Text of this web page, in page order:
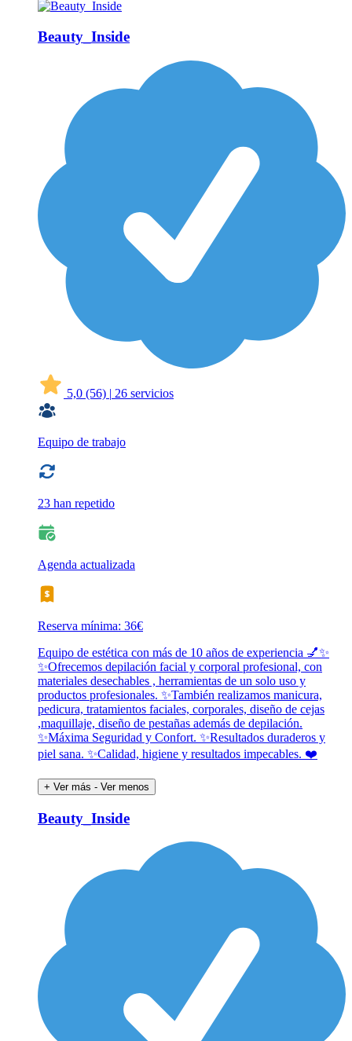
Beauty_Inside
5,0 (56) | 26 servicios
Equipo de trabajo
23 han repetido
Agenda actualizada
Reserva mínima: 36€
Equipo de estética con más de 10 años de experiencia 💅✨
✨️Ofrecemos depilación facial y corporal profesional, con
materiales desechables , herramientas de un solo uso y
productos profesionales. ✨️También realizamos manicura,
pedicura, tratamientos faciales, corporales, diseño de cejas
,maquillaje, diseño de pestañas además de depilación.
✨️Máxima Seguridad y Confort. ✨️Resultados duraderos y
piel sana. ✨️Calidad, higiene y resultados impecables. ❤️
+ Ver más - Ver menos
Beauty_Inside